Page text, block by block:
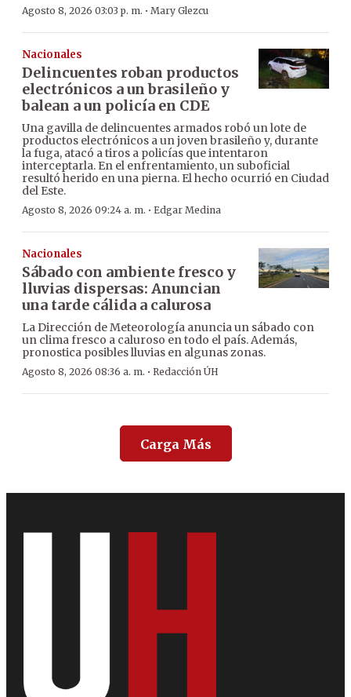
Agosto 8, 2026 03:03 p. m. · Mary Glezcu
Nacionales
Delincuentes roban productos
electrónicos a un brasileño y
balean a un policía en CDE
Una gavilla de delincuentes armados robó un lote de
productos electrónicos a un joven brasileño y, durante
la fuga, atacó a tiros a policías que intentaron
interceptarla. En el enfrentamiento, un suboficial
resultó herido en una pierna. El hecho ocurrió en Ciudad
del Este.
Agosto 8, 2026 09:24 a. m. · Edgar Medina
Nacionales
Sábado con ambiente fresco y
lluvias dispersas: Anuncian
una tarde cálida a calurosa
La Dirección de Meteorología anuncia un sábado con
un clima fresco a caluroso en todo el país. Además,
pronostica posibles lluvias en algunas zonas.
Agosto 8, 2026 08:36 a. m. · Redacción ÚH
Carga Más